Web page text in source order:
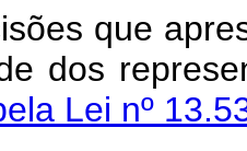
que
dos
Lei nº